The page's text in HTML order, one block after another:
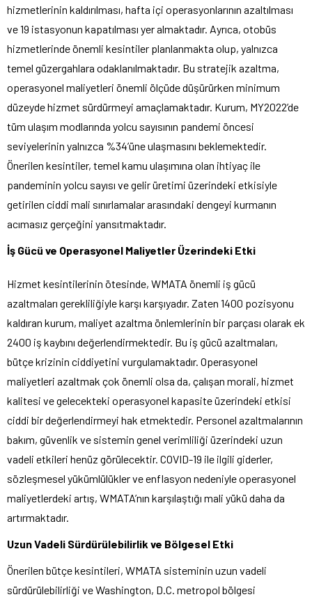
hizmetlerinin kaldırılması, hafta içi operasyonlarının azaltılması
ve 19 istasyonun kapatılması yer almaktadır. Ayrıca, otobüs
hizmetlerinde önemli kesintiler planlanmakta olup, yalnızca
temel güzergahlara odaklanılmaktadır. Bu stratejik azaltma,
operasyonel maliyetleri önemli ölçüde düşürürken minimum
düzeyde hizmet sürdürmeyi amaçlamaktadır. Kurum, MY2022’de
tüm ulaşım modlarında yolcu sayısının pandemi öncesi
seviyelerinin yalnızca %34’üne ulaşmasını beklemektedir.
Önerilen kesintiler, temel kamu ulaşımına olan ihtiyaç ile
pandeminin yolcu sayısı ve gelir üretimi üzerindeki etkisiyle
getirilen ciddi mali sınırlamalar arasındaki dengeyi kurmanın
acımasız gerçeğini yansıtmaktadır.
İş Gücü ve Operasyonel Maliyetler Üzerindeki Etki
Hizmet kesintilerinin ötesinde, WMATA önemli iş gücü
azaltmaları gerekliliğiyle karşı karşıyadır. Zaten 1400 pozisyonu
kaldıran kurum, maliyet azaltma önlemlerinin bir parçası olarak ek
2400 iş kaybını değerlendirmektedir. Bu iş gücü azaltmaları,
bütçe krizinin ciddiyetini vurgulamaktadır. Operasyonel
maliyetleri azaltmak çok önemli olsa da, çalışan morali, hizmet
kalitesi ve gelecekteki operasyonel kapasite üzerindeki etkisi
ciddi bir değerlendirmeyi hak etmektedir. Personel azaltmalarının
bakım, güvenlik ve sistemin genel verimliliği üzerindeki uzun
vadeli etkileri henüz görülecektir. COVID-19 ile ilgili giderler,
sözleşmesel yükümlülükler ve enflasyon nedeniyle operasyonel
maliyetlerdeki artış, WMATA’nın karşılaştığı mali yükü daha da
artırmaktadır.
Uzun Vadeli Sürdürülebilirlik ve Bölgesel Etki
Önerilen bütçe kesintileri, WMATA sisteminin uzun vadeli
sürdürülebilirliği ve Washington, D.C. metropol bölgesi